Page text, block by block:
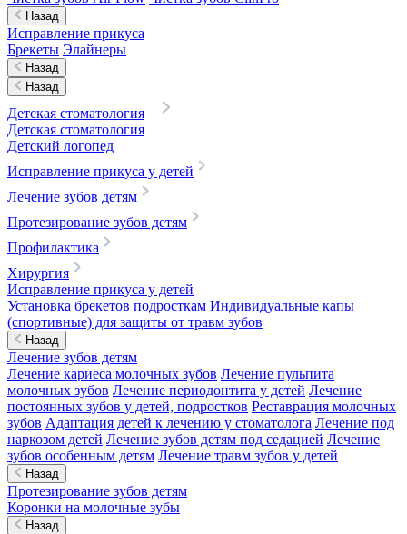
Назад
Исправление прикуса
Брекеты Элайнеры
Назад
Назад
Детская стоматология
Детская стоматология
Детский логопед
Исправление прикуса у детей
Лечение зубов детям
Протезирование зубов детям
Профилактика
Хирургия
Исправление прикуса у детей
Установка брекетов подросткам Индивидуальные капы
(спортивные) для защиты от травм зубов
Назад
Лечение зубов детям
Лечение кариеса молочных зубов Лечение пульпита
молочных зубов Лечение периодонтита у детей Лечение
постоянных зубов у детей, подростков Реставрация молочных
зубов Адаптация детей к лечению у стоматолога Лечение под
наркозом детей Лечение зубов детям под седацией Лечение
зубов особенным детям Лечение травм зубов у детей
Назад
Протезирование зубов детям
Коронки на молочные зубы
Назад